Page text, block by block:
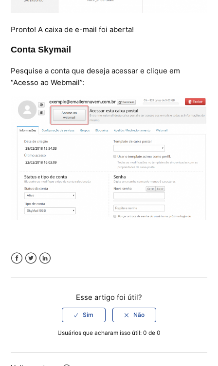
Pronto! A caixa de e-mail foi aberta!
Conta Skymail
Pesquise a conta que deseja acessar e clique em
“Acesso ao Webmail”:
Esse artigo foi útil?
Usuários que acharam isso útil: 0 de 0